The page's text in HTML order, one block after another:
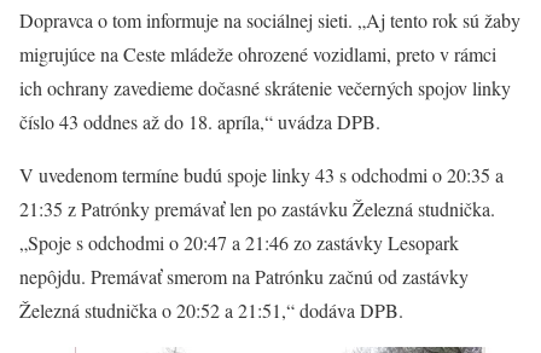
Dopravca o tom informuje na sociálnej sieti. „Aj tento rok sú žaby
migrujúce na Ceste mládeže ohrozené vozidlami, preto v rámci
ich ochrany zavedieme dočasné skrátenie večerných spojov linky
číslo 43 oddnes až do 18. apríla,“ uvádza DPB.
V uvedenom termíne budú spoje linky 43 s odchodmi o 20:35 a
21:35 z Patrónky premávať len po zastávku Železná studnička.
„Spoje s odchodmi o 20:47 a 21:46 zo zastávky Lesopark
nepôjdu. Premávať smerom na Patrónku začnú od zastávky
Železná studnička o 20:52 a 21:51,“ dodáva DPB.